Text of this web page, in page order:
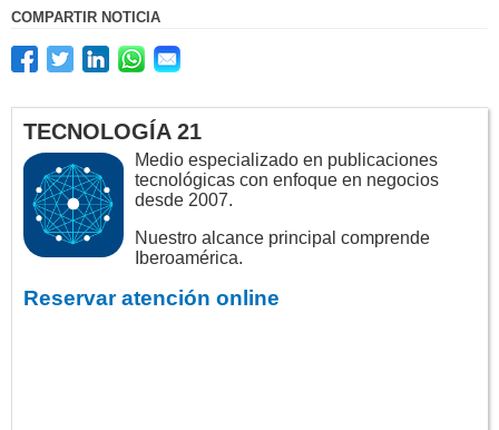
COMPARTIR NOTICIA
TECNOLOGÍA 21
Medio especializado en publicaciones
tecnológicas con enfoque en negocios
desde 2007.
Nuestro alcance principal comprende
Iberoamérica.
Reservar atención online